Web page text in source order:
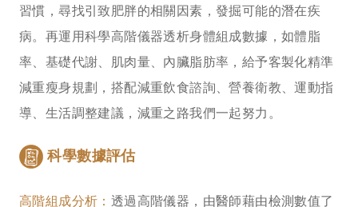
習慣，尋找引致肥胖的相關因素，發掘可能的潛在疾
病。再運用科學高階儀器透析身體組成數據，如體脂
率、基礎代謝、肌肉量、內臟脂肪率，給予客製化精準
減重瘦身規劃，搭配減重飲食諮詢、營養衛教、運動指
導、生活調整建議，減重之路我們一起努力。
科學數據評估
高階組成分析： 透過高階儀器，由醫師藉由檢測數值了